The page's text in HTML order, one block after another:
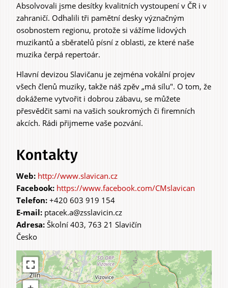
Absolvovali jsme desítky kvalitních vystoupení v ČR i v
zahraničí. Odhalili tři pamětní desky význačným
osobnostem regionu, protože si vážíme lidových
muzikantů a sběratelů písní z oblasti, ze které naše
muzika čerpá repertoár.
Hlavní devizou Slavičanu je zejména vokální projev
všech členů muziky, takže náš zpěv „má sílu". O tom, že
dokážeme vytvořit i dobrou zábavu, se můžete
přesvědčit sami na vašich soukromých či firemních
akcích. Rádi přijmeme vaše pozvání.
Kontakty
http://www.slavican.cz
https://www.facebook.com/CMslavican
Telefon: +420 603 919 154
E-mail: ptacek.a@zsslavicin.cz
Adresa: Školní 403, 763 21 Slavičín
Česko